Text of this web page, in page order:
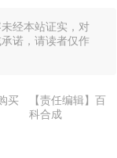
经本站证实，对
诺，请读者仅作
买
【责任编辑】百
科合成